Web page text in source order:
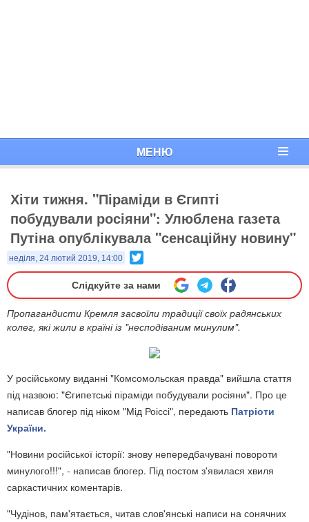
МЕНЮ
Хіти тижня. "Піраміди в Єгипті
побудували росіяни": Улюблена газета
Путіна опублікувала "сенсаційну новину"
неділя, 24 лютий 2019, 14:00
Слідкуйте за нами
Пропагандисти Кремля засвоїли традиції своїх радянських
колег, які жили в країні із "несподіваним минулим".
У російському виданні "Комсомольская правда" вийшла стаття
під назвою: "Єгипетські піраміди побудували росіяни". Про це
написав блогер під ніком "Мід Роіссі", передають Патріоти
України.
"Новини російської історії: знову непередбачувані повороти
минулого!!!", - написав блогер. Під постом з'явилася хвиля
саркастичних коментарів.
"Чудінов, пам'ятається, читав слов'янські написи на сонячних